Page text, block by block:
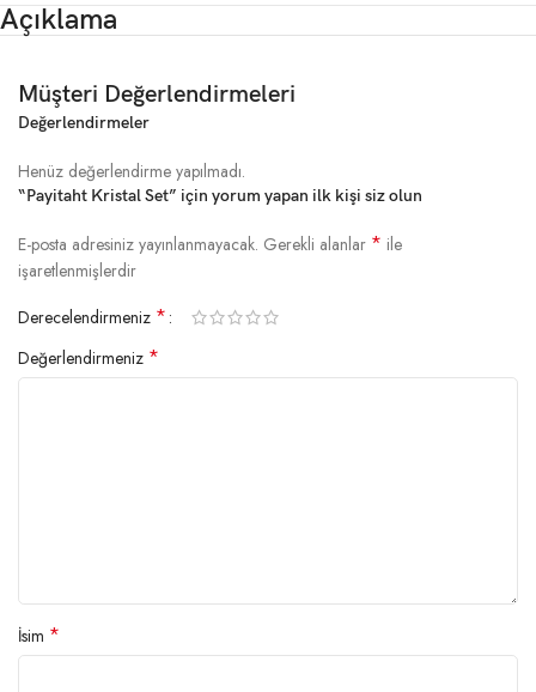
Açıklama
Müşteri Değerlendirmeleri
Değerlendirmeler
Henüz değerlendirme yapılmadı.
“Payitaht Kristal Set” için yorum yapan ilk kişi siz olun
E-posta adresiniz yayınlanmayacak. Gerekli alanlar * ile
işaretlenmişlerdir
Derecelendirmeniz *
Değerlendirmeniz *
İsim *